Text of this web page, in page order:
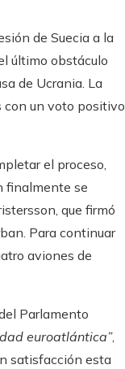
de Suecia a la
último obstáculo
de Ucrania. La
con un voto positivo
el proceso,
finalmente se
que firmó
Para continuar
aviones de
Parlamento
euroatlántica”,
satisfacción esta